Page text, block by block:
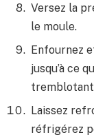
Versez la
le moule.
Enfournez
jusqu’à ce
Laissez
réfrigérez